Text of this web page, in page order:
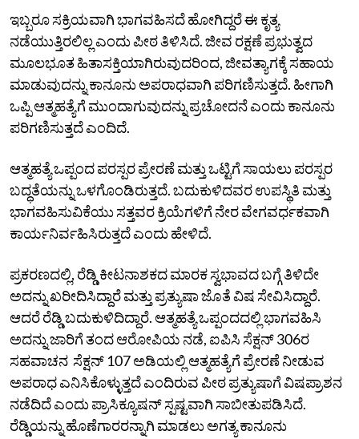
ಇಬ್ಬರೂ ಸಕ್ರಿಯವಾಗಿ ಭಾಗವಹಿಸದೆ ಹೋಗಿದ್ದರೆ ಈ ಕೃತ್ಯ
ನಡೆಯುತ್ತಿರಲಿಲ್ಲ ಎಂದು ಪೀಠ ತಿಳಿಸಿದೆ. ಜೀವ ರಕ್ಷಣೆ ಪ್ರಭುತ್ವದ
ಮೂಲಭೂತ ಹಿತಾಸಕ್ತಿಯಾಗಿರುವುದರಿಂದ, ಜೀವತ್ಯಾಗಕ್ಕೆ ಸಹಾಯ
ಮಾಡುವುದನ್ನು ಕಾನೂನು ಅಪರಾಧವಾಗಿ ಪರಿಗಣಿಸುತ್ತದೆ. ಹೀಗಾಗಿ
ಒಪ್ಪಿ ಆತ್ಮಹತ್ಯೆಗೆ ಮುಂದಾಗುವುದನ್ನು ಪ್ರಚೋದನೆ ಎಂದು ಕಾನೂನು
ಪರಿಗಣಿಸುತ್ತದೆ ಎಂದಿದೆ.
ಆತ್ಮಹತ್ಯೆ ಒಪ್ಪಂದ ಪರಸ್ಪರ ಪ್ರೇರಣೆ ಮತ್ತು ಒಟ್ಟಿಗೆ ಸಾಯಲು ಪರಸ್ಪರ
ಬದ್ಧತೆಯನ್ನು ಒಳಗೊಂಡಿರುತ್ತದೆ. ಬದುಕುಳಿದವರ ಉಪಸ್ಥಿತಿ ಮತ್ತು
ಭಾಗವಹಿಸುವಿಕೆಯು ಸತ್ತವರ ಕ್ರಿಯೆಗಳಿಗೆ ನೇರ ವೇಗವರ್ಧಕವಾಗಿ
ಕಾರ್ಯನಿರ್ವಹಿಸಿರುತ್ತದೆ ಎಂದು ಹೇಳಿದೆ.
ಪ್ರಕರಣದಲ್ಲಿ, ರೆಡ್ಡಿ ಕೀಟನಾಶಕದ ಮಾರಕ ಸ್ವಭಾವದ ಬಗ್ಗೆ ತಿಳಿದೇ
ಅದನ್ನು ಖರೀದಿಸಿದ್ದಾರೆ ಮತ್ತು ಪ್ರತ್ಯುಷಾ ಜೊತೆ ವಿಷ ಸೇವಿಸಿದ್ದಾರೆ.
ಆದರೆ ರೆಡ್ಡಿ ಬದುಕುಳಿದಿದ್ದಾರೆ. ಆತ್ಮಹತ್ಯೆ ಒಪ್ಪಂದದಲ್ಲಿ ಭಾಗವಹಿಸಿ
ಅದನ್ನು ಜಾರಿಗೆ ತಂದ ಆರೋಪಿಯ ನಡೆ, ಐಪಿಸಿ ಸೆಕ್ಷನ್ 306ರ
ಸಹವಾಚನ ಸೆಕ್ಷನ್ 107 ಅಡಿಯಲ್ಲಿ ಆತ್ಮಹತ್ಯೆಗೆ ಪ್ರೇರಣೆ ನೀಡುವ
ಅಪರಾಧ ಎನಿಸಿಕೊಳ್ಳುತ್ತದೆ ಎಂದಿರುವ ಪೀಠ ಪ್ರತ್ಯುಷಾಗೆ ವಿಷಪ್ರಾಶನ
ನಡೆದಿದೆ ಎಂದು ಪ್ರಾಸಿಕ್ಯೂಷನ್ ಸ್ಪಷ್ಟವಾಗಿ ಸಾಬೀತುಪಡಿಸಿದೆ.
ರೆಡ್ಡಿಯನ್ನು ಹೊಣೆಗಾರರನ್ನಾಗಿ ಮಾಡಲು ಅಗತ್ಯ ಕಾನೂನು